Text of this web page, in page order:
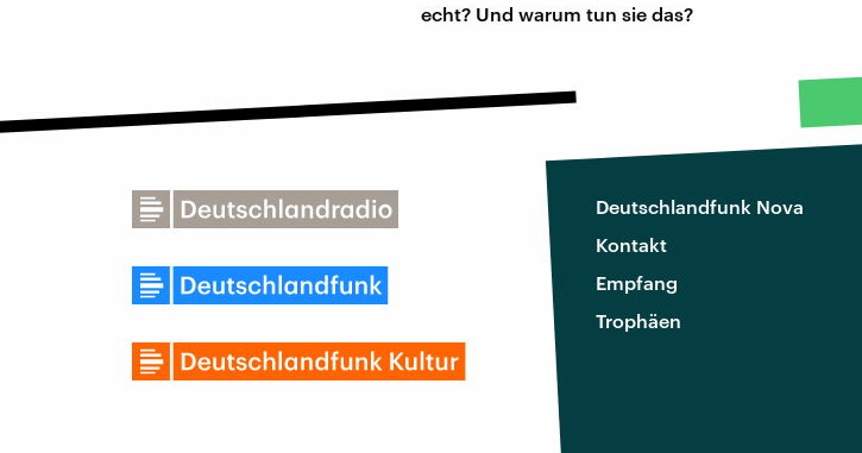
echt? Und warum tun sie das?
Deutschlandfunk Nova
Kontakt
Empfang
Trophäen